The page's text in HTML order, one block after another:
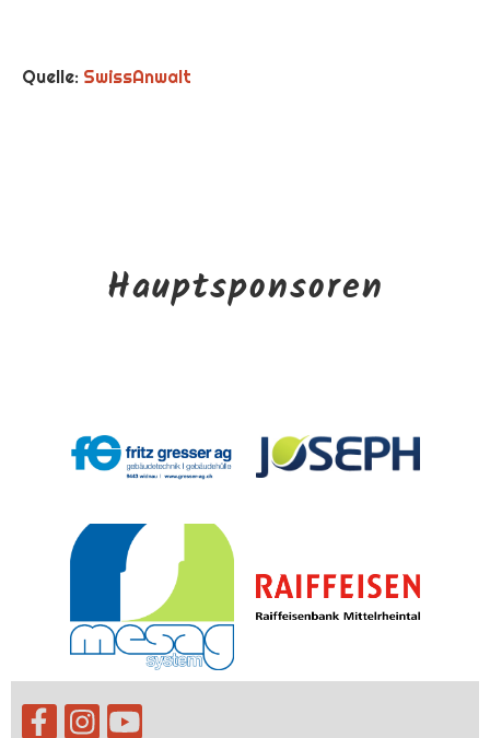
Quelle: SwissAnwalt
Hauptsponsoren